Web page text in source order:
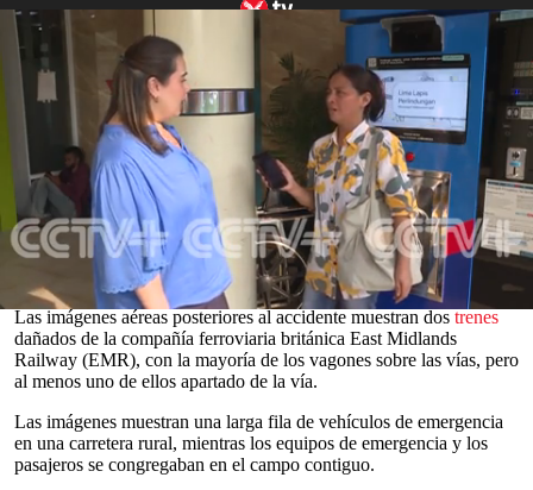
seconds
seconds
Relacionado: choque de trenes en Indonesia deja 14 muertes (todas
mujeres) y 80 personas heridas
Read in English
Un testigo describió cómo la gente “lloraba y gritaba” tras un
accidente detrencerca del pueblo de Bedford, enInglaterra
Reino
Unido, el viernes.
Los equipos de bomberos y rescate del condado de Bedfordshire
acudieron al lugar del accidente , justo al sur de Bedford, y la
policía confirmó que dos
trenes
habían colisionado en la zona.
Las imágenes aéreas posteriores al accidente muestran dos trenes
dañados de la compañía ferroviaria británica East Midlands
Railway (EMR), con la mayoría de los vagones sobre las vías, pero
al menos uno de ellos apartado de la vía.
Las imágenes muestran una larga fila de vehículos de emergencia
en una carretera rural, mientras los equipos de emergencia y los
pasajeros se congregaban en el campo contiguo.